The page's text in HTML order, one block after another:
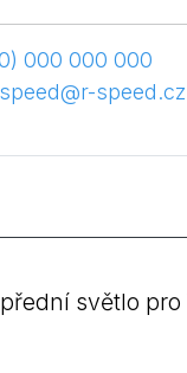
000 000 000
speed.cz
světlo pro